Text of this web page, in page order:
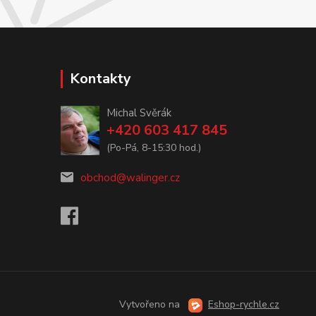
Kontakty
Michal Svěrák
+420 603 417 845
(Po-Pá, 8-15:30 hod.)
obchod@walinger.cz
Vytvořeno na Eshop-rychle.cz